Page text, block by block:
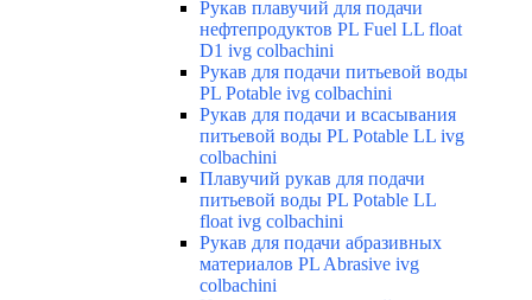
Рукав плавучий для подачи
нефтепродуктов PL Fuel LL float
D1 ivg colbachini
Рукав для подачи питьевой воды
PL Potable ivg colbachini
Рукав для подачи и всасывания
питьевой воды PL Potable LL ivg
colbachini
Плавучий рукав для подачи
питьевой воды PL Potable LL
float ivg colbachini
Рукав для подачи абразивных
материалов PL Abrasive ivg
colbachini